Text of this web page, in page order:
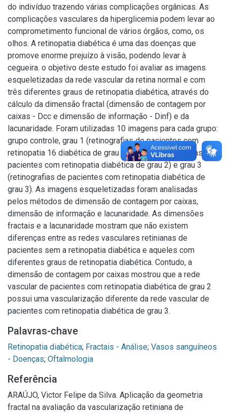
do indivíduo trazendo várias complicações orgânicas. As
complicações vasculares da hiperglicemia podem levar ao
comprometimento funcional de vários órgãos, como, os
olhos. A retinopatia diabética é uma das doenças que
promove enorme prejuízo à visão, podendo levar à
cegueira. o objetivo deste estudo foi avaliar as imagens
esqueletizadas da rede vascular da retina normal e com
três diferentes graus de retinopatia diabética, através do
cálculo da dimensão fractal (dimensão de contagem por
caixas - Dcc e dimensão de informação - Dinf) e da
lacunaridade. Foram utilizadas 10 imagens para cada grupo:
grupo controle, grau 1 (retinografias de pacientes com
retinopatia 16 diabética de grau 1), grau 2 (retinografias de
pacientes com retinopatia diabética de grau 2) e grau 3
(retinografias de pacientes com retinopatia diabética de
grau 3). As imagens esqueletizadas foram analisadas
pelos métodos de dimensão de contagem por caixas,
dimensão de informação e lacunaridade. As dimensões
fractais e a lacunaridade mostram que não existem
diferenças entre as redes vasculares retinianas de
pacientes sem a retinopatia diabética e aqueles com
diferentes graus de retinopatia diabética. Contudo, a
dimensão de contagem por caixas mostrou que a rede
vascular de pacientes com retinopatia diabética de grau 2
possui uma vascularização diferente da rede vascular de
pacientes com retinopatia diabética de grau 3.
Palavras-chave
Retinopatia diabética; Fractais - Análise; Vasos sanguíneos
- Doenças; Oftalmologia
Referência
ARAÚJO, Victor Felipe da Silva. Aplicação da geometria
fractal na avaliação da vascularização retiniana de